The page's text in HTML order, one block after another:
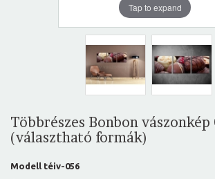
Tap to expand
Többrészes Bonbon vászonkép
(választható formák)
Modell téiv-056